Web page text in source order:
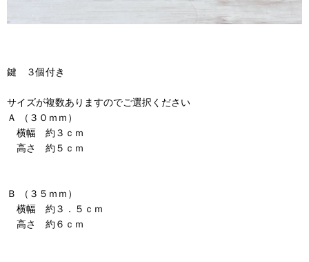
鍵 ３個付き
サイズが複数ありますのでご選択ください
Ａ （３０ｍｍ）
横幅 約３ｃｍ
高さ 約５ｃｍ
Ｂ （３５ｍｍ）
横幅 約３．５ｃｍ
高さ 約６ｃｍ